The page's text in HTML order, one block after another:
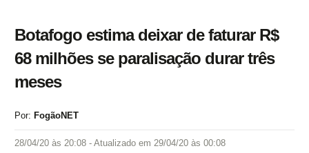
Botafogo estima deixar de faturar R$
68 milhões se paralisação durar três
meses
Por: FogãoNET
28/04/20 às 20:08 - Atualizado em 29/04/20 às 00:08